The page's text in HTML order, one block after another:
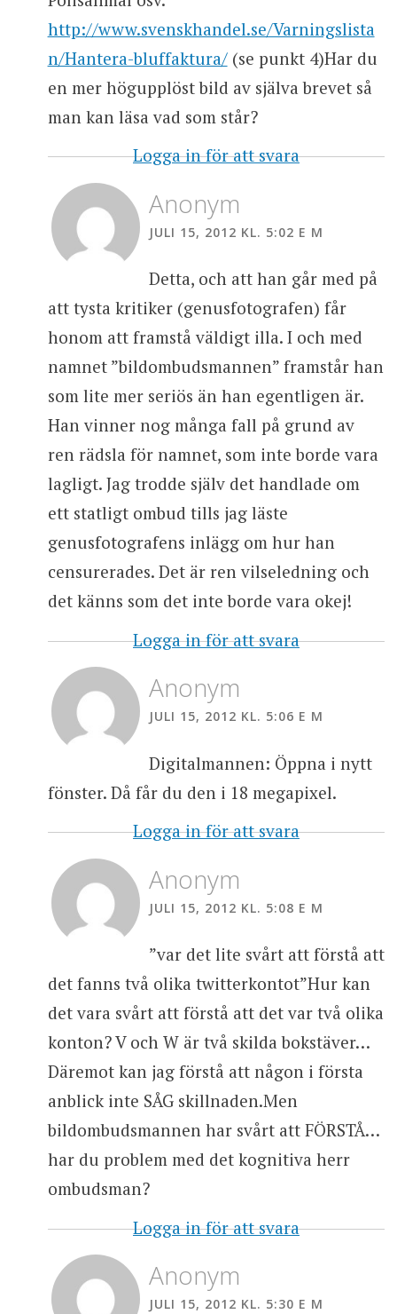
http://www.svenskhandel.se/Varningslista
n/Hantera-bluffaktura/(se punkt 4)Har du
en mer högupplöst bild av själva brevet så
man kan läsa vad som står?
Logga in för att svara
Anonym
JULI 15, 2012 KL. 5:02 E M
Detta, och att han går med på
att tysta kritiker (genusfotografen) får
honom att framstå väldigt illa. I och med
namnet ”bildombudsmannen” framstår han
som lite mer seriös än han egentligen är.
Han vinner nog många fall på grund av
ren rädsla för namnet, som inte borde vara
lagligt. Jag trodde själv det handlade om
ett statligt ombud tills jag läste
genusfotografens inlägg om hur han
censurerades. Det är ren vilseledning och
det känns som det inte borde vara okej!
Logga in för att svara
Anonym
JULI 15, 2012 KL. 5:06 E M
Digitalmannen: Öppna i nytt
fönster. Då får du den i 18 megapixel.
Logga in för att svara
Anonym
JULI 15, 2012 KL. 5:08 E M
”var det lite svårt att förstå att
det fanns två olika twitterkontot”Hur kan
det vara svårt att förstå att det var två olika
konton? V och W är två skilda bokstäver…
Däremot kan jag förstå att någon i första
anblick inte SÅG skillnaden.Men
bildombudsmannen har svårt att FÖRSTÅ…
har du problem med det kognitiva herr
ombudsman?
Logga in för att svara
Anonym
JULI 15, 2012 KL. 5:30 E M